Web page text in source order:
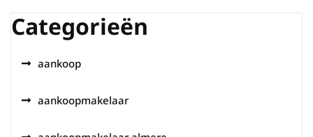
Categorieën
aankoop
aankoopmakelaar